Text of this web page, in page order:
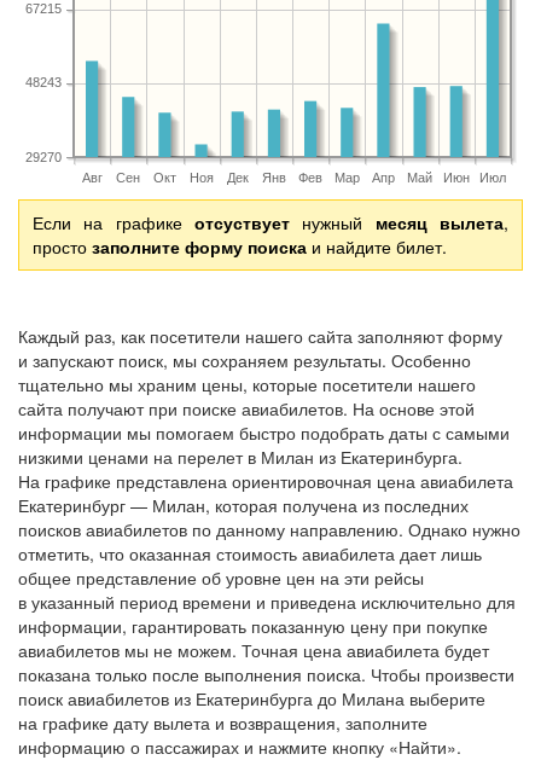
Авг Сен Окт Ноя Дек Янв Фев Мар Апр Май Июн Июл
29270
48243
67215
Если на графике отсуствует нужный месяц вылета,
простозаполните форму поиска и найдите билет.
Каждый раз, как посетители нашего сайта заполняют форму
и запускают поиск, мы сохраняем результаты. Особенно
тщательно мы храним цены, которые посетители нашего
сайта получают при поиске авиабилетов. На основе этой
информации мы помогаем быстро подобрать даты с самыми
низкими ценами на перелет в Милан из Екатеринбурга.
На графике представлена ориентировочная цена авиабилета
Екатеринбург — Милан, которая получена из последних
поисков авиабилетов по данному направлению. Однако нужно
отметить, что оказанная стоимость авиабилета дает лишь
общее представление об уровне цен на эти рейсы
в указанный период времени и приведена исключительно для
информации, гарантировать показанную цену при покупке
авиабилетов мы не можем. Точная цена авиабилета будет
показана только после выполнения поиска. Чтобы произвести
поиск авиабилетов из Екатеринбурга до Милана выберите
на графике дату вылета и возвращения, заполните
информацию о пассажирах и нажмите кнопку «Найти».